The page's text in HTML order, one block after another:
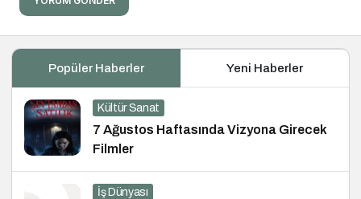
Popüler Haberler Yeni Haberler
Kültür Sanat
7 Ağustos Haftasında Vizyona Girecek
Filmler
İş Dünyası